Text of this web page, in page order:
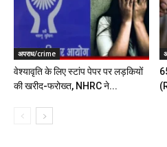
अपराध/crime
वेश्यावृति के लिए स्टांप पेपर पर लड़कियों
की खरीद-फरोख्त, NHRC ने...